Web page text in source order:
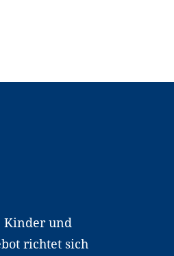
Kinder und
richtet sich